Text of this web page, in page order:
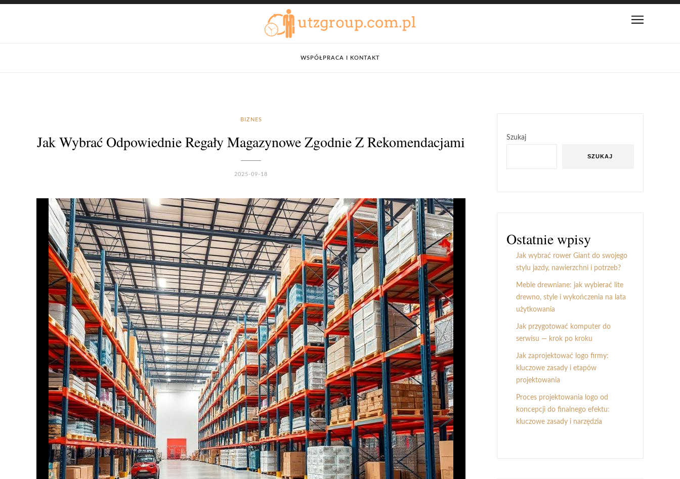
WSPÓŁPRACA I KONTAKT
BIZNES
Jak Wybrać Odpowiednie Regały Magazynowe Zgodnie Z Rekomendacjami
2025-09-18
Szukaj
SZUKAJ
Ostatnie wpisy
Jak wybrać rower Giant do swojego
stylu jazdy, nawierzchni i potrzeb?
Meble drewniane: jak wybierać lite
drewno, style i wykończenia na lata
użytkowania
Jak przygotować komputer do
serwisu — krok po kroku
Jak zaprojektować logo firmy:
kluczowe zasady i etapów
projektowania
Proces projektowania logo od
koncepcji do finalnego efektu:
kluczowe zasady i narzędzia